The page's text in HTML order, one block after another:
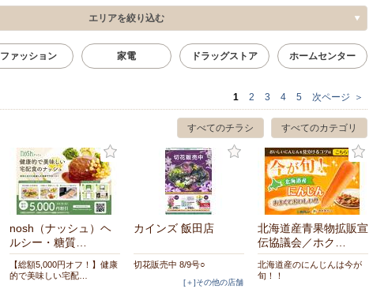
エリアを絞り込む
ファッション 家電 ドラッグストア ホームセンター
1 2 3 4 5 次ページ ＞
すべてのカテゴリ
すべてのチラシ
nosh（ナッシュ）ヘ
ルシー・糖質…
【総額5,000円オフ！】健康
的で美味しい宅配…
カインズ 飯田店
切花販売中 8/9号○
[＋]その他の店舗
北海道産青果物拡販宣
伝協議会／ホク…
北海道産のにんじんは今が
旬！！